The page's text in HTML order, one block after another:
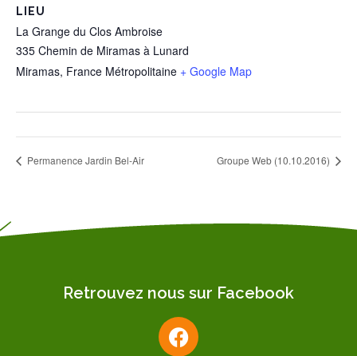
LIEU
La Grange du Clos Ambroise
335 Chemin de Miramas à Lunard
Miramas, France Métropolitaine + Google Map
Permanence Jardin Bel-Air Groupe Web (10.10.2016)
Retrouvez nous sur Facebook